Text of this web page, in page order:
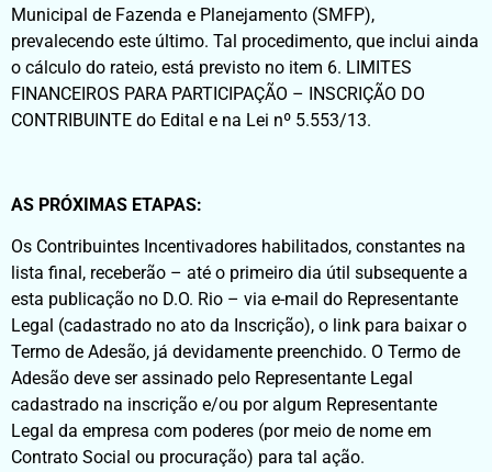
Municipal de Fazenda e Planejamento (SMFP),
prevalecendo este último. Tal procedimento, que inclui ainda
o cálculo do rateio, está previsto no item 6. LIMITES
FINANCEIROS PARA PARTICIPAÇÃO – INSCRIÇÃO DO
CONTRIBUINTE do Edital e na Lei nº 5.553/13.
AS PRÓXIMAS ETAPAS:
Os Contribuintes Incentivadores habilitados, constantes na
lista final, receberão – até o primeiro dia útil subsequente a
esta publicação no D.O. Rio – via e-mail do Representante
Legal (cadastrado no ato da Inscrição), o link para baixar o
Termo de Adesão, já devidamente preenchido. O Termo de
Adesão deve ser assinado pelo Representante Legal
cadastrado na inscrição e/ou por algum Representante
Legal da empresa com poderes (por meio de nome em
Contrato Social ou procuração) para tal ação.